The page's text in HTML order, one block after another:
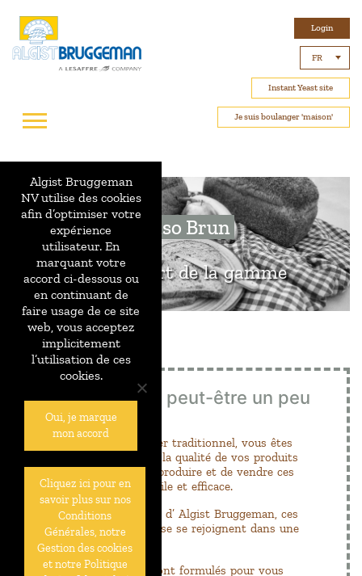
Login
FR
Instant Yeast site
Je suis boulanger 'maison'
Pulso Brun
Le plus fort de la gamme
Pour qui c’est peut-être un peu
plus
En tant que boulanger traditionnel, vous êtes
toujours soucieux de la qualité de vos produits
finis , mais aussi de produire et de vendre ces
produits de façon facile et efficace.
Avec la gamme Pulso d’ Algist Bruggeman, ces
deux exigences de base se rejoignent dans une
nouvelle gamme.
Les produits Pulso sont formulés pour vous
Algist Bruggeman
NV utilise des cookies
afin d’optimiser votre
expérience
utilisateur. En
marquant votre
accord ci-dessous ou
en continuant de
faire usage de ce site
web, vous acceptez
implicitement
l’utilisation de ces
cookies.
Oui, je marque
mon accord
Cliquez ici pour en
savoir plus sur nos
Conditions
Générales, notre
Gestion des cookies
et notre Politique